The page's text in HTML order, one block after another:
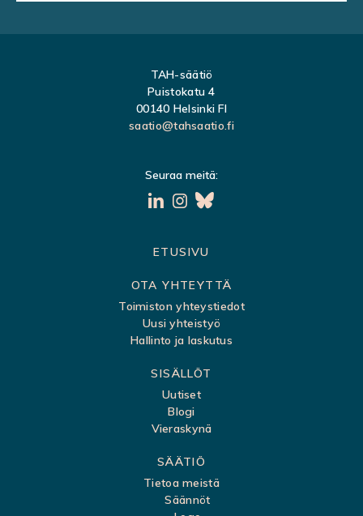
TAH-säätiö
Puistokatu 4
00140 Helsinki FI
saatio@tahsaatio.fi
Seuraa meitä:
ETUSIVU
OTA YHTEYTTÄ
Toimiston yhteystiedot
Uusi yhteistyö
Hallinto ja laskutus
SISÄLLÖT
Uutiset
Blogi
Vieraskynä
SÄÄTIÖ
Tietoa meistä
Säännöt